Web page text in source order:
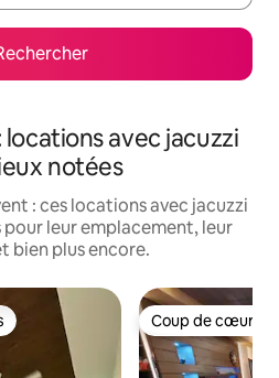
avec jacuzzi
notées
: ces locations avec jacuzzi
leur emplacement, leur
bien plus encore.
Coup de cœur
Coup de cœur